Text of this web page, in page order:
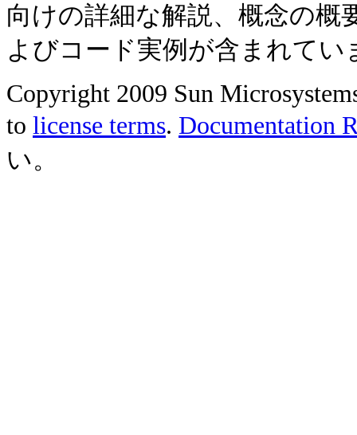
向けの詳細な解説、概念の概
よびコード実例が含まれてい
Copyright 2009 Sun
to license terms. Documentation
い。